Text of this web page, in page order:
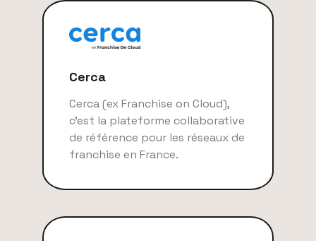
Cerca
Cerca (ex Franchise on Cloud),
c'est la plateforme collaborative
de référence pour les réseaux de
franchise en France.